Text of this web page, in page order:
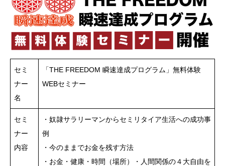
セミ
ナー
名
「THE FREEDOM 瞬速達成プログラム」無料体験
WEBセミナー
セミ
ナー
内容
・奴隷サラリーマンからセミリタイア生活への成功事
例
・今のままでお金を残す方法
・お金・健康・時間（場所）・人間関係の４大自由を